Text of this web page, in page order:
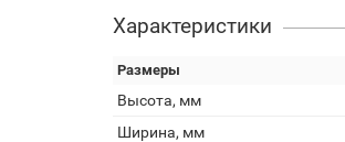
Характеристики
Размеры
Высота, мм
Ширина, мм